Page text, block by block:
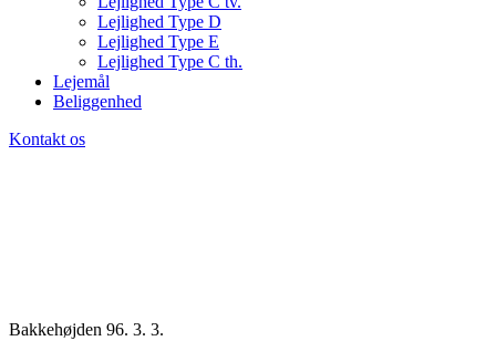
Lejlighed Type D
Lejlighed Type E
Lejlighed Type C th.
Lejemål
Beliggenhed
Kontakt os
Bakkehøjden 96. 3. 3.